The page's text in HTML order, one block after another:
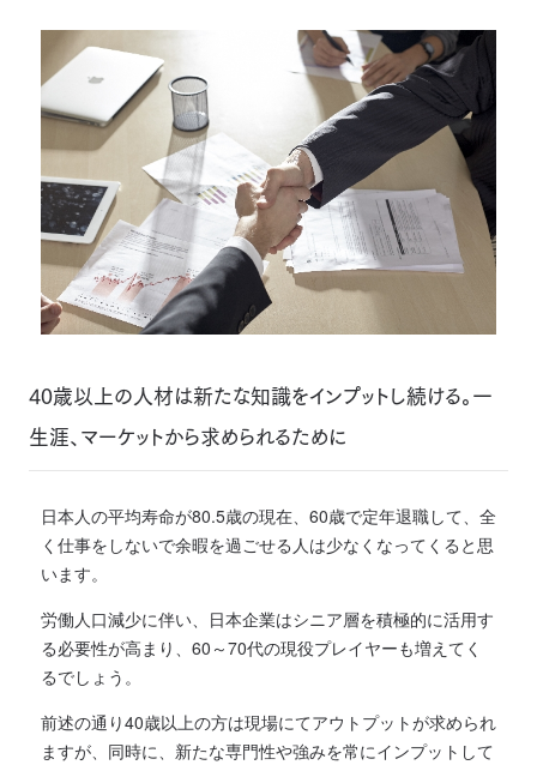
40歳以上の人材は新たな知識をインプットし続ける。一
生涯、マーケットから求められるために
日本人の平均寿命が80.5歳の現在、60歳で定年退職して、全
く仕事をしないで余暇を過ごせる人は少なくなってくると思
います。
労働人口減少に伴い、日本企業はシニア層を積極的に活用す
る必要性が高まり、60～70代の現役プレイヤーも増えてく
るでしょう。
前述の通り40歳以上の方は現場にてアウトプットが求められ
ますが、同時に、新たな専門性や強みを常にインプットして